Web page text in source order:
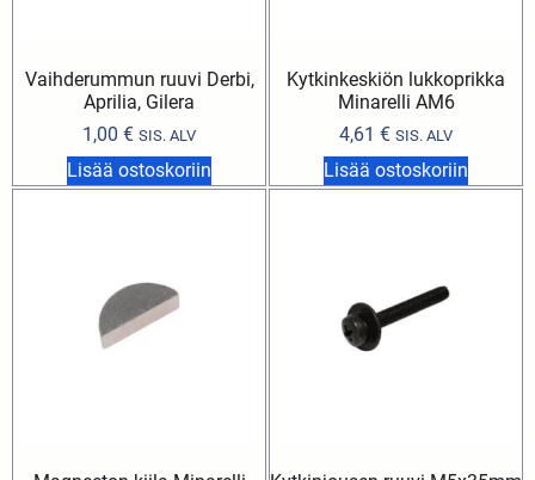
Vaihderummun ruuvi Derbi,
Aprilia, Gilera
1,00 € SIS. ALV
Lisää ostoskoriin
Kytkinkeskiön lukkoprikka
Minarelli AM6
4,61 € SIS. ALV
Lisää ostoskoriin